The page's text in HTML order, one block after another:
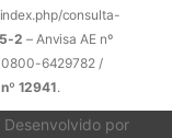
consulta-
2 – Anvisa AE nº
0800-6429782 /
12941.
por